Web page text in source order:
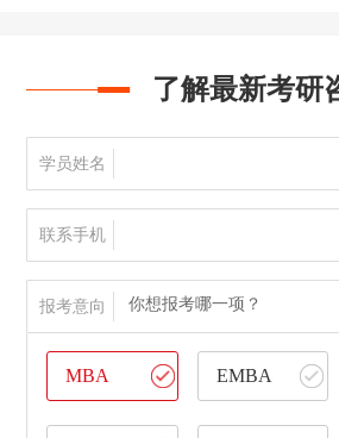
了解最新考研
学员姓名
联系手机
报考意向 你想报考哪一项？
MBA EMBA